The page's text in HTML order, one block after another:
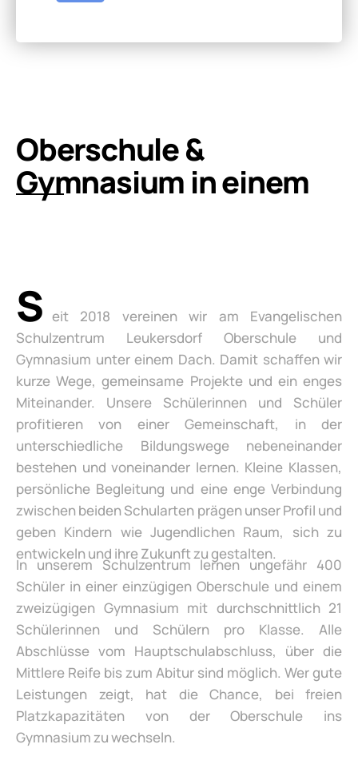
Oberschule &
Gymnasium in einem
S eit 2018 vereinen wir am Evangelischen
Schulzentrum Leukersdorf Oberschule und
Gymnasium unter einem Dach. Damit schaffen wir
kurze Wege, gemeinsame Projekte und ein enges
Miteinander. Unsere Schülerinnen und Schüler
profitieren von einer Gemeinschaft, in der
unterschiedliche Bildungswege nebeneinander
bestehen und voneinander lernen. Kleine Klassen,
persönliche Begleitung und eine enge Verbindung
zwischen beiden Schularten prägen unser Profil und
geben Kindern wie Jugendlichen Raum, sich zu
entwickeln und ihre Zukunft zu gestalten.
In unserem Schulzentrum lernen ungefähr 400
Schüler in einer einzügigen Oberschule und einem
zweizügigen Gymnasium mit durchschnittlich 21
Schülerinnen und Schülern pro Klasse. Alle
Abschlüsse vom Hauptschulabschluss, über die
Mittlere Reife bis zum Abitur sind möglich. Wer gute
Leistungen zeigt, hat die Chance, bei freien
Platzkapazitäten von der Oberschule ins
Gymnasium zu wechseln.